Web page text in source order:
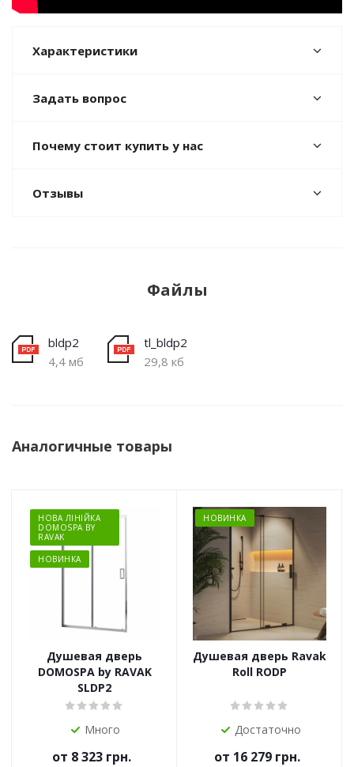
Характеристики
Задать вопрос
Почему стоит купить у нас
Отзывы
Файлы
bldp2
4,4 мб
tl_bldp2
29,8 кб
Аналогичные товары
НОВА ЛІНІЙКА
DOMOSPA BY
RAVAK
НОВИНКА
Душевая дверь
DOMOSPA by RAVAK
SLDP2
Много
от 8 323 грн.
НОВИНКА
Душевая дверь Ravak
Roll RODP
Достаточно
от 16 279 грн.